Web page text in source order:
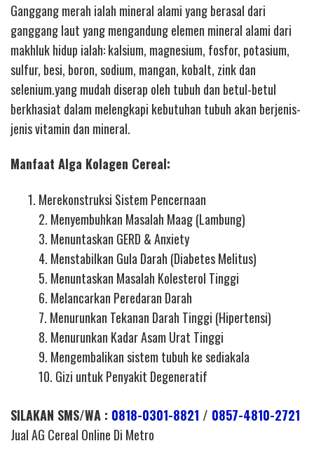
Ganggang merah ialah mineral alami yang berasal dari
ganggang laut yang mengandung elemen mineral alami dari
makhluk hidup ialah: kalsium, magnesium, fosfor, potasium,
sulfur, besi, boron, sodium, mangan, kobalt, zink dan
selenium.yang mudah diserap oleh tubuh dan betul-betul
berkhasiat dalam melengkapi kebutuhan tubuh akan berjenis-
jenis vitamin dan mineral.
Manfaat Alga Kolagen Cereal:
Merekonstruksi Sistem Pencernaan
2. Menyembuhkan Masalah Maag (Lambung)
3. Menuntaskan GERD & Anxiety
4. Menstabilkan Gula Darah (Diabetes Melitus)
5. Menuntaskan Masalah Kolesterol Tinggi
6. Melancarkan Peredaran Darah
7. Menurunkan Tekanan Darah Tinggi (Hipertensi)
8. Menurunkan Kadar Asam Urat Tinggi
9. Mengembalikan sistem tubuh ke sediakala
10. Gizi untuk Penyakit Degeneratif
SILAKAN SMS/WA : 0818-0301-8821 / 0857-4810-2721
Jual AG Cereal Online Di Metro